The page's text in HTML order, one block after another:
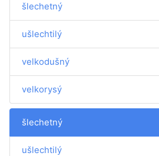
šlechetný
ušlechtilý
velkodušný
velkorysý
šlechetný
ušlechtilý